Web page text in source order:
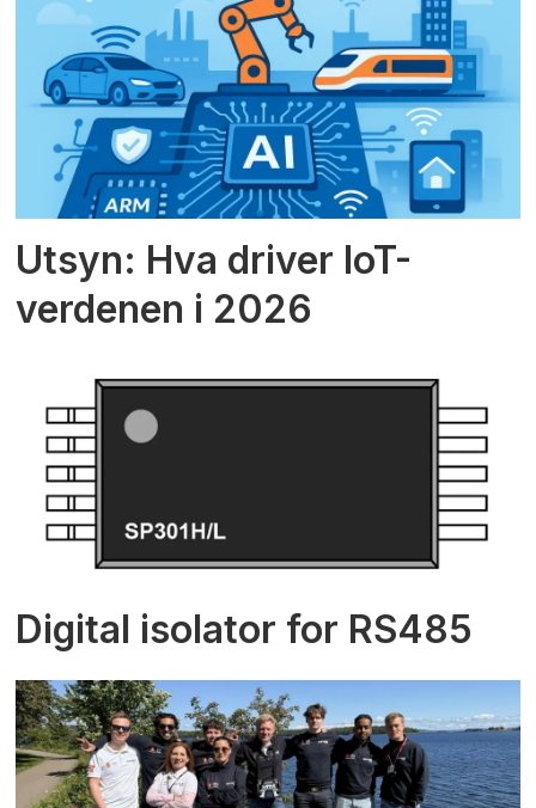
Utsyn: Hva driver IoT-
verdenen i 2026
Digital isolator for RS485